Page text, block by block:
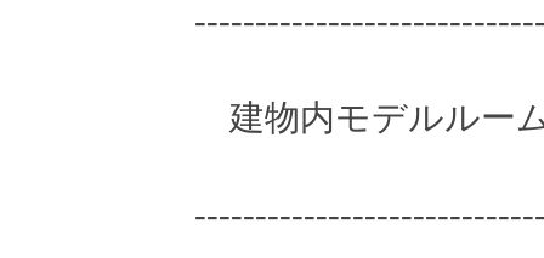
建物内モデルルー